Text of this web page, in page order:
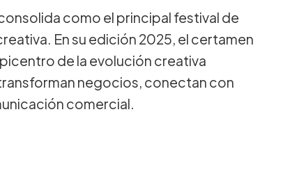
como el principal festival de
En su edición 2025, el certamen
de la evolución creativa
negocios, conectan con
comercial.